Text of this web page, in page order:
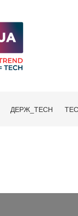
ДЕРЖ_TECH